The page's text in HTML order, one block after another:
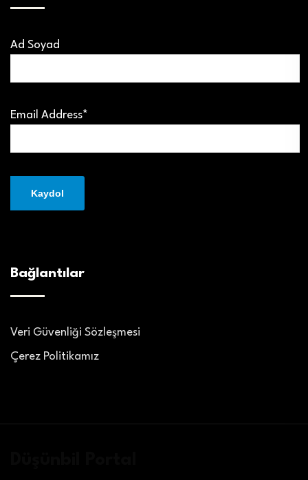
Ad Soyad
Email Address*
Bağlantılar
Veri Güvenliği Sözleşmesi
Çerez Politikamız